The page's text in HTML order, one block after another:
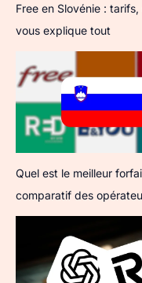
Free en Slovénie :
vous explique tout
Quel est le meilleur
comparatif des